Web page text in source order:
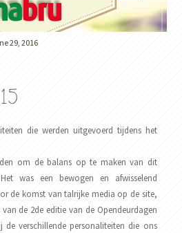
29, 2016
die werden uitgevoerd tijdens het
om de balans op te maken van dit
was een bewogen en afwisselend
de komst van talrijke media op de site,
de 2de editie van de Opendeurdagen
verschillende personaliteiten die ons